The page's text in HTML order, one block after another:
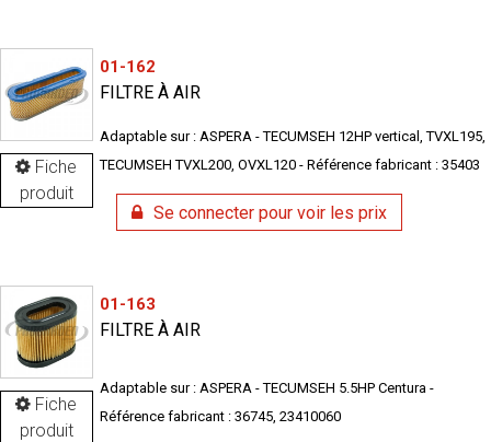
Fiche
produit
01-162
FILTRE À AIR
Adaptable sur : ASPERA - TECUMSEH 12HP vertical, TVXL195,
TECUMSEH TVXL200, OVXL120 - Référence fabricant : 35403
Se connecter pour voir les prix
Fiche
produit
01-163
FILTRE À AIR
Adaptable sur : ASPERA - TECUMSEH 5.5HP Centura -
Référence fabricant : 36745, 23410060